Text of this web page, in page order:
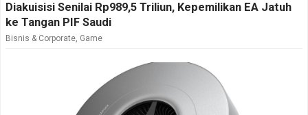
Diakuisisi Senilai Rp989,5 Triliun, Kepemilikan EA Jatuh
ke Tangan PIF Saudi
Bisnis & Corporate, Game